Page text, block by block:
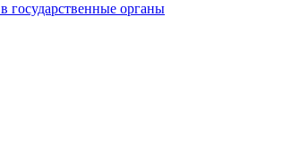
государственные органы